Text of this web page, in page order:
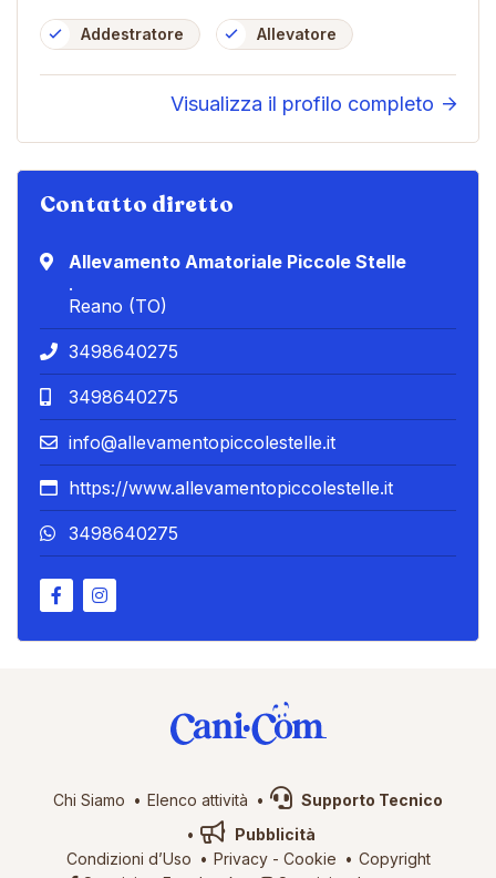
Addestratore Allevatore
Visualizza il profilo completo
Contatto diretto
Allevamento Amatoriale Piccole Stelle
.
Reano (TO)
3498640275
3498640275
info@allevamentopiccolestelle.it
https://www.allevamentopiccolestelle.it
3498640275
Chi Siamo Elenco attività
Supporto Tecnico
Pubblicità
Condizioni d’Uso
Privacy- Cookie
Copyright